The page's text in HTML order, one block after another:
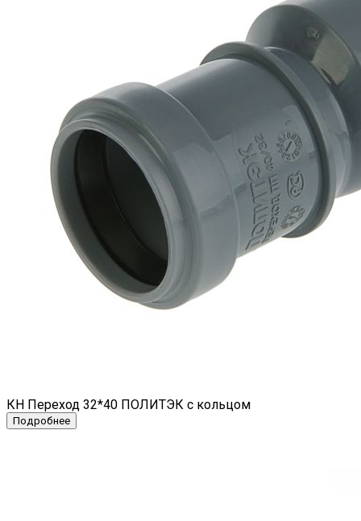
КН Переход 32*40 ПОЛИТЭК с кольцом